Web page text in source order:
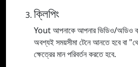
ক্লিপিং
Yout আপনাকে আপনার ভিডিও/অডিও
অবশ্যই সময়সীমা টেনে আনতে হবে বা
ক্ষেত্রের মান পরিবর্তন করতে হবে.